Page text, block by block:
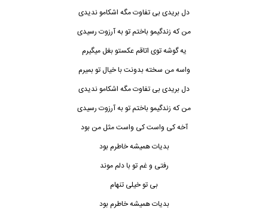
دل بریدی بی تفاوت مگه اشکامو ندیدی
من که زندگیمو باختم تو به آرزوت رسیدی
یه گوشه توی اتاقم عکستو بغل میگیرم
واسه من سخته بدونت با خیال تو بمیرم
دل بریدی بی تفاوت مگه اشکامو ندیدی
من که زندگیمو باختم تو به آرزوت رسیدی
آخه کی واست کی واست مثل من بود
بدیات همیشه خاطرم بود
رفتی و غم تو با دلم موند
بی تو خیلی تنهام
بدیات همیشه خاطرم بود